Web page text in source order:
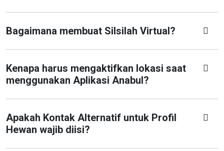
Bagaimana membuat Silsilah Virtual?
Kenapa harus mengaktifkan lokasi saat
menggunakan Aplikasi Anabul?
Apakah Kontak Alternatif untuk Profil
Hewan wajib diisi?